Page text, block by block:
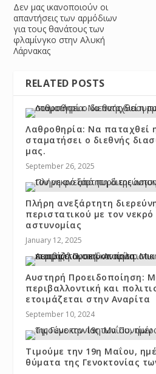
Δεν μας ικανοποιούν οι
απαντήσεις των αρμόδιων
για τους θανάτους των
φλαμίνγκο στην Αλυκή
Λάρνακας
RELATED POSTS
Λαθροθηρία: Να παταχθεί
σταματήσει ο διεθνής
μας.
September 26, 2025
Πλήρη ανεξάρτητη
περιστατικού με τον
αστυνομίας
January 12, 2025
Αυστηρή Προειδοποίηση:
περιβαλλοντική και
ετοιμάζεται στην Αναρίτα
September 10, 2024
Τιμούμε την 19η Μαΐου,
θύματα της Γενοκτονίας